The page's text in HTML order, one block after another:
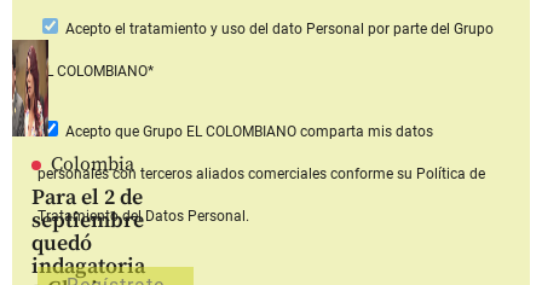
Colombia
Para el 2 de
septiembre
quedó
indagatoria
Acepto el tratamiento y uso del dato Personal por parte del Grupo
EL COLOMBIANO*
Acepto que Grupo EL COLOMBIANOcomparta mis datos
personales con terceros aliados comerciales conforme su Política de
Tratamiento del Datos Personal.